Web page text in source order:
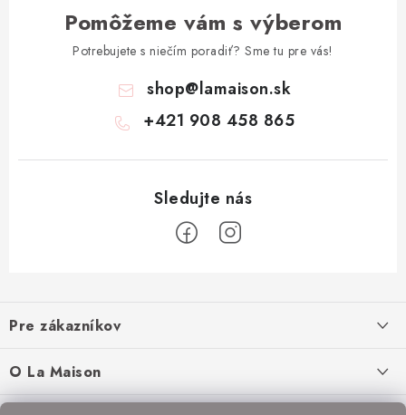
Pomôžeme vám s výberom
Potrebujete s niečím poradiť? Sme tu pre vás!
shop@lamaison.sk
+421 908 458 865
p
ä
t
Pre zákazníkov
Doprava a platba
O La Maison
O nás